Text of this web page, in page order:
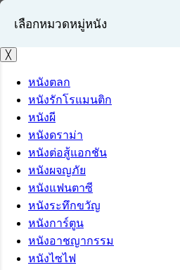
เข้าสู่ระบบ
สมัครสมาชิก
เลือกหมวดหมู่หนัง
╳
หนังตลก
หนังรักโรแมนติก
หนังผี
หนังดราม่า
หนังต่อสู้แอกชัน
หนังผจญภัย
หนังแฟนตาซี
หนังระทึกขวัญ
หนังการ์ตูน
หนังอาชญากรรม
หนังไซไฟ